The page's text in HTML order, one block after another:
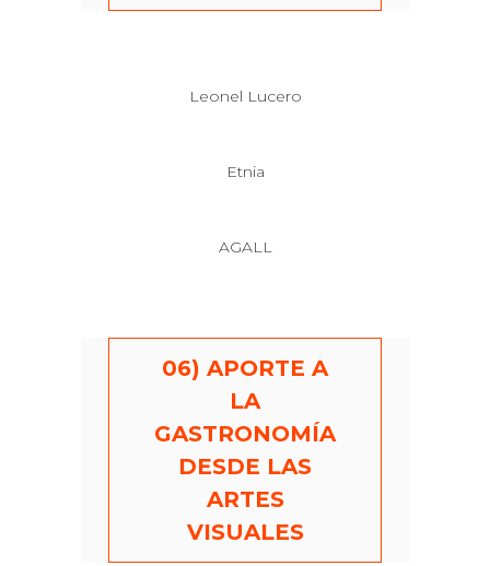
Leonel Lucero
Etnia
AGALL
06) APORTE A
LA
GASTRONOMÍA
DESDE LAS
ARTES
VISUALES